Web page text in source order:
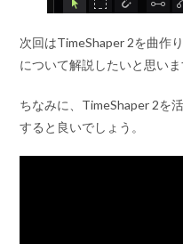
次回はTimeShaper 2を曲作
について解説したいと思いま
ちなみに、TimeShaper 2を
すると良いでしょう。